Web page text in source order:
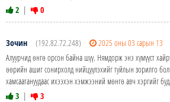
2 | 0
Зочин (192.82.72.248)
2025 оны 03 сарын 13
Алуурчид өнгө орсон байна шүү. Нямдорж энэ хүмүүст
өөрийн ашиг сонирхолд нийцүүлэхийг туйлын зорилго
хамсаатануудаас ихээхэн хэмжээний мөнгө авч хэргийг
3 | 3